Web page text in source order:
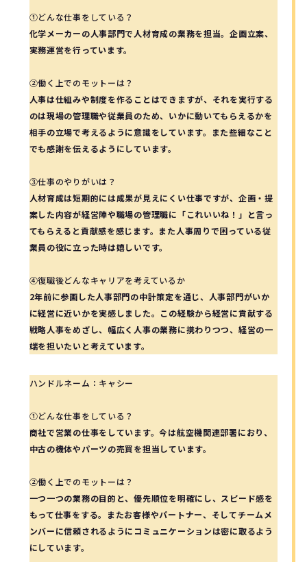
①どんな仕事をしている？
化学メーカーの人事部門で人材育成の業務を担当。企画立案、
実務運営を行っています。
②働く上でのモットーは？
人事は仕組みや制度を作ることはできますが、それを実行する
のは現場の管理職や従業員のため、いかに動いてもらえるかを
相手の立場で考えるように意識をしています。また些細なこと
でも感謝を伝えるようにしています。
③仕事のやりがいは？
人材育成は短期的には成果が見えにくい仕事ですが、企画・提
案した内容が経営陣や職場の管理職に「これいいね！」と言っ
てもらえると貢献感を感じます。また人事周りで困っている従
業員の役に立った時は嬉しいです。
④復職後どんなキャリアを考えているか
2年前に参画した人事部門の中計策定を通じ、人事部門がいか
に経営に近いかを実感しました。この経験から経営に貢献する
戦略人事をめざし、幅広く人事の業務に携わりつつ、経営の一
端を担いたいと考えています。
ハンドルネーム：キャシー
①どんな仕事をしている？
商社で営業の仕事をしています。今は航空機関連部署におり、
中古の機体やパーツの売買を担当しています。
②働く上でのモットーは？
一つ一つの業務の目的と、優先順位を明確にし、スピード感を
もって仕事をする。またお客様やパートナー、そしてチームメ
ンバーに信頼されるようにコミュニケーションは密に取るよう
にしています。